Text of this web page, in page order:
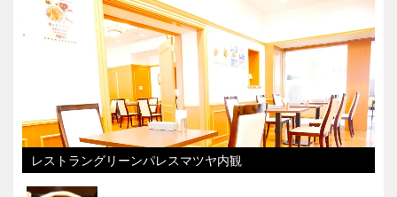
レストラングリーンパレスマツヤ内観